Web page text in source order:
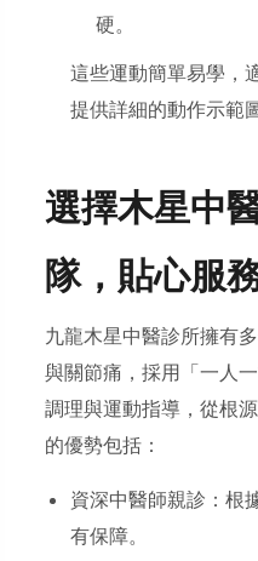
硬。
這些運動簡單易學，
提供詳細的動作示範
選擇木星中
隊，貼心服
九龍木星中醫診所擁有
與關節痛，採用「一人
調理與運動指導，從根
的優勢包括：
資深中醫師親診：根
有保障。